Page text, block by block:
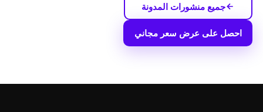
جميع منشورات المدونة
احصل على عرض سعر مجاني